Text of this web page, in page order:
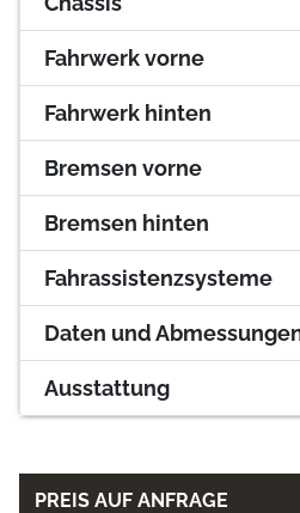
Fahrwerk vorne
Fahrwerk hinten
Bremsen vorne
Bremsen hinten
Fahrassistenzsysteme
Daten und
Ausstattung
PREIS AUF ANFRAGE